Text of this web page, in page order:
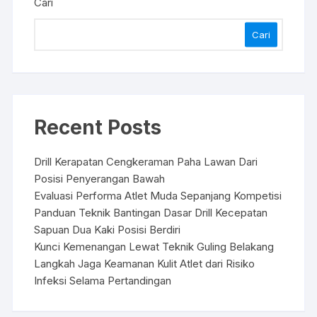
Cari
Recent Posts
Drill Kerapatan Cengkeraman Paha Lawan Dari
Posisi Penyerangan Bawah
Evaluasi Performa Atlet Muda Sepanjang Kompetisi
Panduan Teknik Bantingan Dasar Drill Kecepatan
Sapuan Dua Kaki Posisi Berdiri
Kunci Kemenangan Lewat Teknik Guling Belakang
Langkah Jaga Keamanan Kulit Atlet dari Risiko
Infeksi Selama Pertandingan